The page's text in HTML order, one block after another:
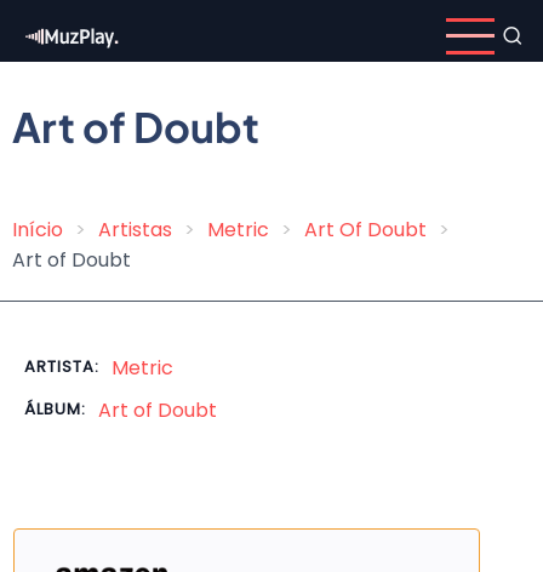
para
conteúdo
principal
Art of Doubt
Trilha
Início Artistas Metric
Art Of Doubt
Art of Doubt
ARTISTA: Metric
ÁLBUM: Art of Doubt